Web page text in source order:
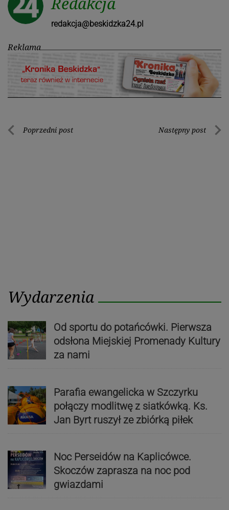
redakcja@beskidzka24.pl
Reklama
Nawigacja
Poprzedni post Następny post
Wydarzenia
Od sportu do potańcówki. Pierwsza
odsłona Miejskiej Promenady Kultury
za nami
Parafia ewangelicka w Szczyrku
połączy modlitwę z siatkówką. Ks.
Jan Byrt ruszył ze zbiórką piłek
Noc Perseidów na Kaplicówce.
Skoczów zaprasza na noc pod
gwiazdami